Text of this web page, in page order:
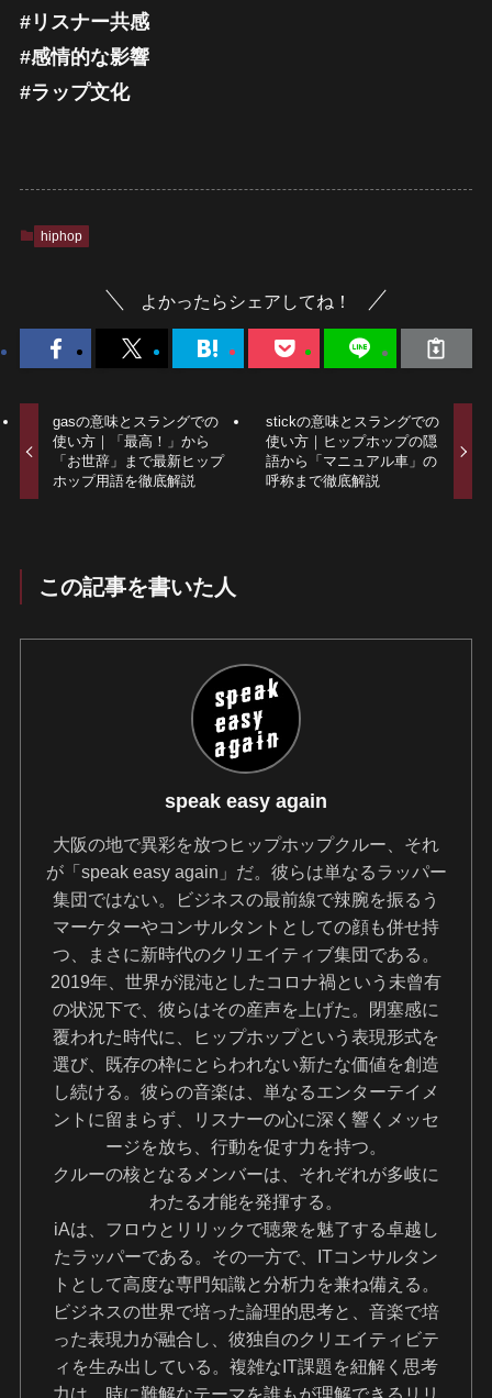
#リスナー共感
#感情的な影響
#ラップ文化
hiphop
よかったらシェアしてね！
gasの意味とスラングでの
使い方｜「最高！」から
「お世辞」まで最新ヒップ
ホップ用語を徹底解説
stickの意味とスラングでの
使い方｜ヒップホップの隠
語から「マニュアル車」の
呼称まで徹底解説
この記事を書いた人
speak easy again
大阪の地で異彩を放つヒップホップクルー、それ
が「speak easy again」だ。彼らは単なるラッパー
集団ではない。ビジネスの最前線で辣腕を振るう
マーケターやコンサルタントとしての顔も併せ持
つ、まさに新時代のクリエイティブ集団である。
2019年、世界が混沌としたコロナ禍という未曾有
の状況下で、彼らはその産声を上げた。閉塞感に
覆われた時代に、ヒップホップという表現形式を
選び、既存の枠にとらわれない新たな価値を創造
し続ける。彼らの音楽は、単なるエンターテイメ
ントに留まらず、リスナーの心に深く響くメッセ
ージを放ち、行動を促す力を持つ。
クルーの核となるメンバーは、それぞれが多岐に
わたる才能を発揮する。
iAは、フロウとリリックで聴衆を魅了する卓越し
たラッパーである。その一方で、ITコンサルタン
トとして高度な専門知識と分析力を兼ね備える。
ビジネスの世界で培った論理的思考と、音楽で培
った表現力が融合し、彼独自のクリエイティビテ
ィを生み出している。複雑なIT課題を紐解く思考
力は、時に難解なテーマを誰もが理解できるリリ